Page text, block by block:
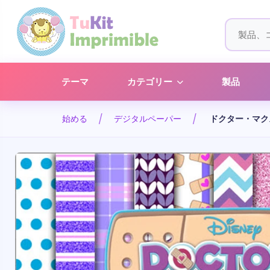
テーマ カテゴリー 製品
始める デジタルペーパー ドクター・マ